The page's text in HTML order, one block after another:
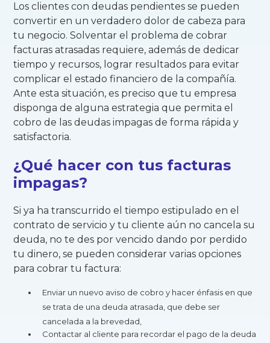
Los clientes con deudas pendientes se pueden
convertir en un verdadero dolor de cabeza para
tu negocio. Solventar el problema de cobrar
facturas atrasadas requiere, además de dedicar
tiempo y recursos, lograr resultados para evitar
complicar el estado financiero de la compañía.
Ante esta situación, es preciso que tu empresa
disponga de alguna estrategia que permita el
cobro de las deudas impagas de forma rápida y
satisfactoria.
¿Qué hacer con tus facturas
impagas?
Si ya ha transcurrido el tiempo estipulado en el
contrato de servicio y tu cliente aún no cancela su
deuda, no te des por vencido dando por perdido
tu dinero, se pueden considerar varias opciones
para cobrar tu factura:
Enviar un nuevo aviso de cobro y hacer énfasis en que
se trata de una deuda atrasada, que debe ser
cancelada a la brevedad,
Contactar al cliente para recordar el pago de la deuda